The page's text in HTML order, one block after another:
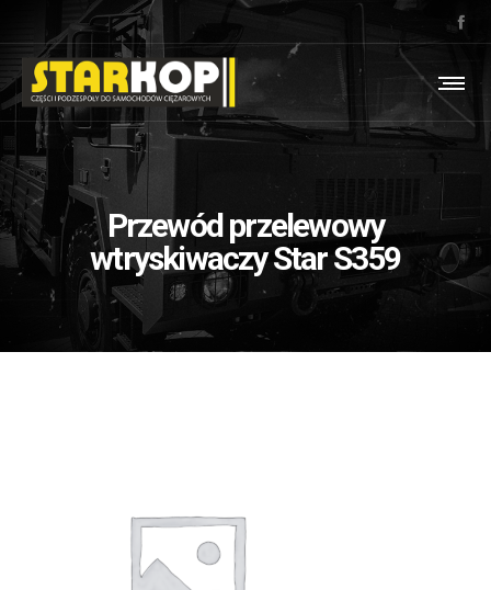
Przewód przelewowy
wtryskiwaczy Star S359